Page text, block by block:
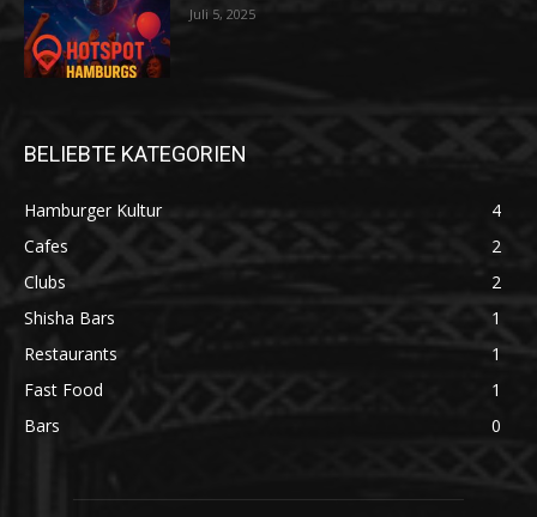
Juli 5, 2025
BELIEBTE KATEGORIEN
Hamburger Kultur
4
Cafes
2
Clubs
2
Shisha Bars
1
Restaurants
1
Fast Food
1
Bars
0